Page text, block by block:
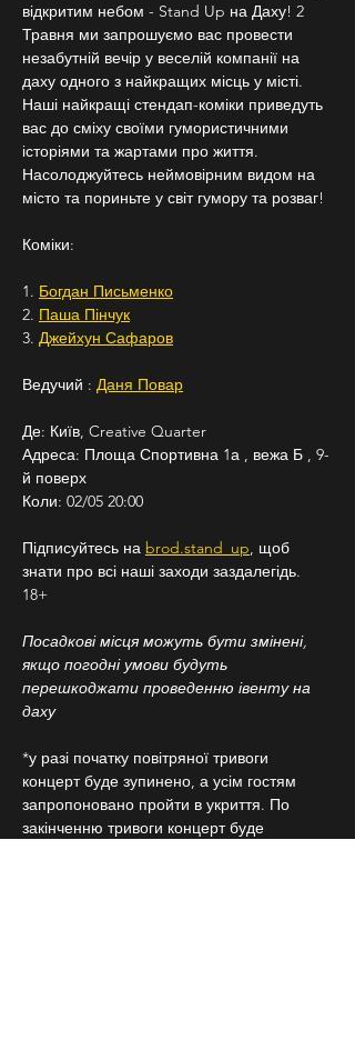
відкритим небом - Stand Up на Даху! 2
Травня ми запрошуємо вас провести
незабутній вечір у веселій компанії на
даху одного з найкращих місць у місті.
Наші найкращі стендап-коміки приведуть
вас до сміху своїми гумористичними
історіями та жартами про життя.
Насолоджуйтесь неймовірним видом на
місто та пориньте у світ гумору та розваг!
Коміки:
1. Богдан Письменко
2. Паша Пінчук
3. Джейхун Сафаров
Ведучий : Даня Повар
Де: Київ, Creative Quarter
Адреса: Площа Спортивна 1а , вежа Б , 9-
й поверх
Коли: 02/05 20:00
Підписуйтесь на brod.stand_up, щоб
знати про всі наші заходи заздалегідь.
18+
Посадкові місця можуть бути змінені,
якщо погодні умови будуть
перешкоджати проведенню івенту на
даху
*у разі початку повітряної тривоги
концерт буде зупинено, а усім гостям
запропоновано пройти в укриття. По
закінченню тривоги концерт буде